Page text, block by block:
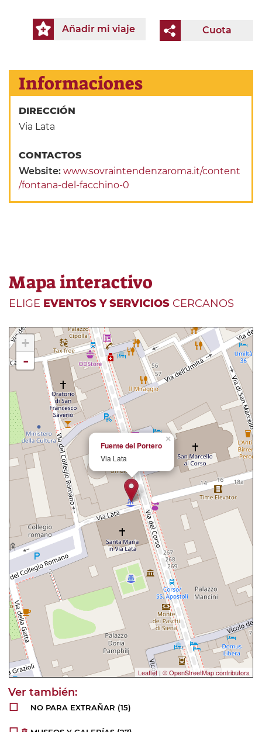
Cuota
Añadir mi viaje
Informaciones
DIRECCIÓN
Via Lata
CONTACTOS
Website:www.sovraintendenzaroma.it/content
/fontana-del-facchino-0
Mapa interactivo
ELIGE EVENTOS Y SERVICIOS CERCANOS
×
Fuente del Portero
Via Lata
+
-
Leaflet | © OpenStreetMap contributors
NO PARA EXTRAÑAR (15)